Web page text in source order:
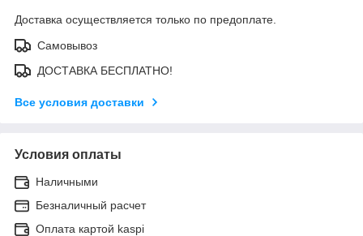
Доставка осуществляется только по предоплате.
Самовывоз
ДОСТАВКА БЕСПЛАТНО!
Все условия доставки
Условия оплаты
Наличными
Безналичный расчет
Оплата картой kaspi